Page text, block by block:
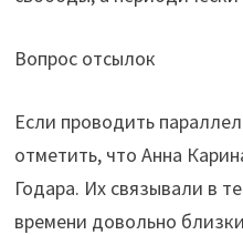
Вопрос отсылок
Если проводить
отметить, что Анна
Годара. Их связывали в
времени довольно